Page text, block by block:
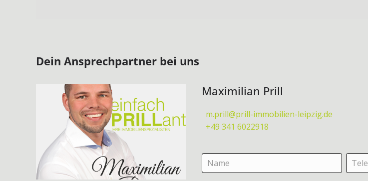
Dein Ansprechpartner bei uns
Maximilian Prill
m.prill@prill-immobilien-leipzig.de
+49 341 6022918